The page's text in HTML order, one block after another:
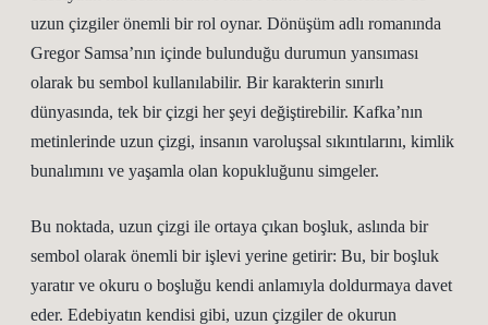
uzun çizgiler önemli bir rol oynar. Dönüşüm adlı romanında
Gregor Samsa’nın içinde bulunduğu durumun yansıması
olarak bu sembol kullanılabilir. Bir karakterin sınırlı
dünyasında, tek bir çizgi her şeyi değiştirebilir. Kafka’nın
metinlerinde uzun çizgi, insanın varoluşsal sıkıntılarını, kimlik
bunalımını ve yaşamla olan kopukluğunu simgeler.
Bu noktada, uzun çizgi ile ortaya çıkan boşluk, aslında bir
sembol olarak önemli bir işlevi yerine getirir: Bu, bir boşluk
yaratır ve okuru o boşluğu kendi anlamıyla doldurmaya davet
eder. Edebiyatın kendisi gibi, uzun çizgiler de okurun